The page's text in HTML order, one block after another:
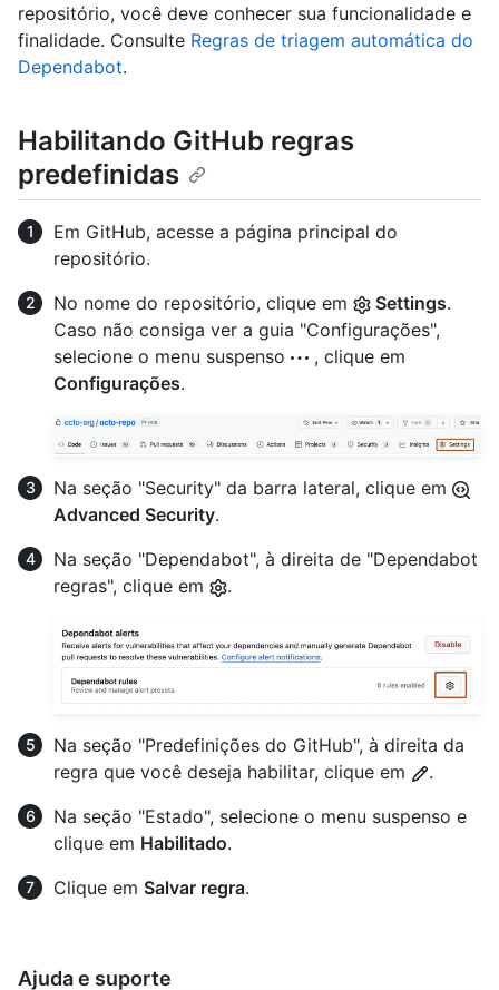
repositório, você deve conhecer sua funcionalidade e
finalidade. Consulte Regras de triagem automática do
Dependabot.
Habilitando GitHub regras
predefinidas
Em GitHub, acesse a página principal do
repositório.
No nome do repositório, clique em
Settings.
Caso não consiga ver a guia "Configurações",
selecione o menu suspenso
, clique em
Configurações.
Na seção "Security" da barra lateral, clique em
Advanced Security.
Na seção "Dependabot", à direita de "Dependabot
regras", clique em
.
Na seção "Predefinições do GitHub", à direita da
regra que você deseja habilitar, clique em
.
Na seção "Estado", selecione o menu suspenso e
clique em Habilitado.
Clique em Salvar regra.
Ajuda e suporte